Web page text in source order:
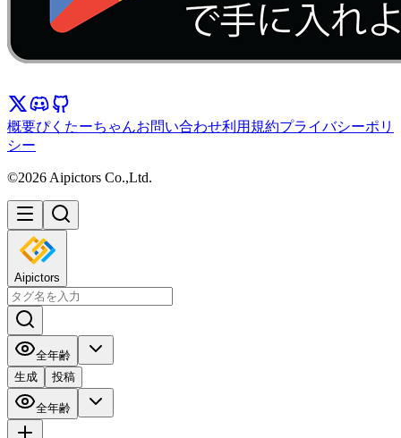
概要ぴくたーちゃんお問い合わせ利用規約プライバシーポリ
シー
©2026 Aipictors Co.,Ltd.
Aipictors
全年齢
生成
投稿
全年齢